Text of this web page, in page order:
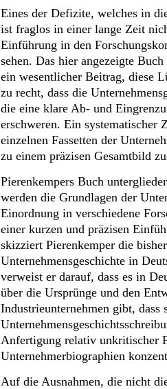
Eines der Defizite, welches in
ist fraglos in einer lange Zeit
Einführung in den
sehen. Das hier angezeigte
ein wesentlicher Beitrag, diese
zu recht, dass die
die eine klare Ab- und
erschweren. Ein
einzelnen Fassetten der
zu einem präzisen Gesamtbild
Pierenkempers Buch
werden die Grundlagen der
Einordnung in verschiedene
einer kurzen und präzisen
skizziert Pierenkemper die
Unternehmensgeschichte in
verweist er darauf, dass es in
über die Ursprünge und den
Industrieunternehmen gibt, dass
Anfertigung relativ unkritischer
Unternehmerbiographien
Auf die Ausnahmen, die nicht